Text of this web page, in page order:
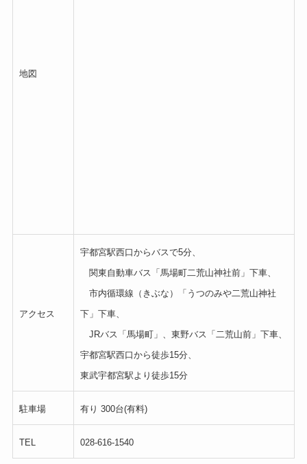
地図
アクセス
宇都宮駅西口からバスで5分、
関東自動車バス「馬場町二荒山神社前」下車、
市内循環線（きぶな）「うつのみや二荒山神社
下」下車、
JRバス「馬場町」、東野バス「二荒山前」下車、
宇都宮駅西口から徒歩15分、
東武宇都宮駅より徒歩15分
駐車場 有り 300台(有料)
TEL 028-616-1540